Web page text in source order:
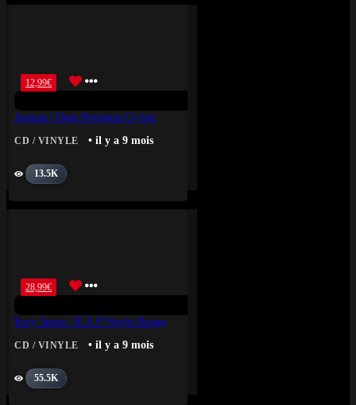
12,99€
Josman | Dom Perignon Crying
CD / VINYLE • il y a 9 mois
13.5K
28,99€
Kery James | R.A.P Vinyle Rouge
CD / VINYLE • il y a 9 mois
55.5K